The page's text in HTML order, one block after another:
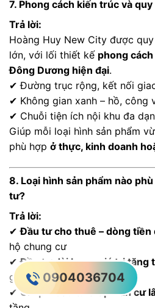
7. Phong cách kiến trúc và
Trả lời:
Hoàng Huy New City được
lớn, với lối thiết kế phong
Đông Dương hiện đại.
✔ Đường trục rộng, kết nối
✔ Không gian xanh – hồ, công
✔ Chuỗi tiện ích nội khu đa
Giúp mỗi loại hình sản phẩm
phù hợp ở thực, kinh doanh
8. Loại hình sản phẩm nào
tư?
Trả lời:
✔Đầu tư cho thuê – dòng tiền
hộ chung cư
✔Đầu tư dài hạn – giá trị tăng
góc, nhà liền kề gần tiện ích
✔Chi phí đầu tư thấp – an cư
0904036704